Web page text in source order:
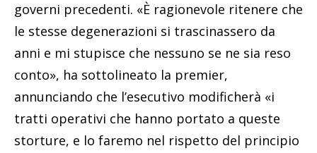
governi precedenti. «È ragionevole ritenere che
le stesse degenerazioni si trascinassero da
anni e mi stupisce che nessuno se ne sia reso
conto», ha sottolineato la premier,
annunciando che l’esecutivo modificherà «i
tratti operativi che hanno portato a queste
storture, e lo faremo nel rispetto del principio